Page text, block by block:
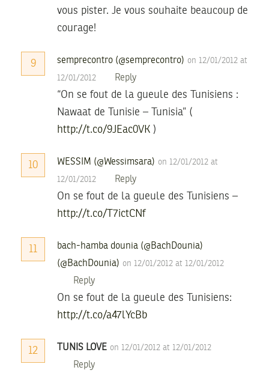
vous pister. Je vous souhaite beaucoup de
courage!
9 semprecontro (@semprecontro) on 12/01/2012 at
12/01/2012 Reply
“On se fout de la gueule des Tunisiens :
Nawaat de Tunisie – Tunisia” (
http://t.co/9JEac0VK )
10 WESSIM (@Wessimsara) on 12/01/2012 at
12/01/2012 Reply
On se fout de la gueule des Tunisiens –
http://t.co/T7ictCNf
11
bach-hamba dounia (@BachDounia)
(@BachDounia) on 12/01/2012 at 12/01/2012
Reply
On se fout de la gueule des Tunisiens:
http://t.co/a47lYcBb
12 TUNIS LOVE on 12/01/2012 at 12/01/2012
Reply